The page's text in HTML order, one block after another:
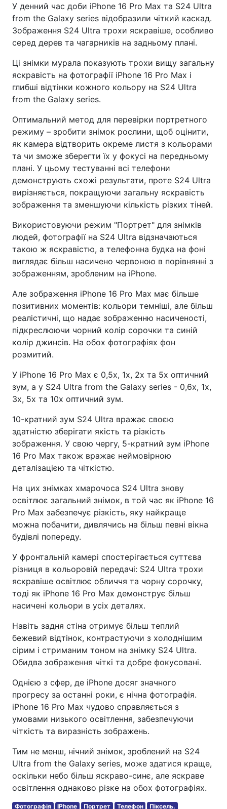
У денний час доби iPhone 16 Pro Max та S24 Ultra
from the Galaxy series відобразили чіткий каскад.
Зображення S24 Ultra трохи яскравіше, особливо
серед дерев та чагарників на задньому плані.
Ці знімки мурала показують трохи вищу загальну
яскравість на фотографії iPhone 16 Pro Max і
глибші відтінки кожного кольору на S24 Ultra
from the Galaxy series.
Оптимальний метод для перевірки портретного
режиму – зробити знімок рослини, щоб оцінити,
як камера відтворить окреме листя з кольорами
та чи зможе зберегти їх у фокусі на передньому
плані. У цьому тестуванні всі телефони
демонструють схожі результати, проте S24 Ultra
вирізняється, покращуючи загальну яскравість
зображення та зменшуючи кількість різких тіней.
Використовуючи режим "Портрет" для знімків
людей, фотографії на S24 Ultra відзначаються
такою ж яскравістю, а телефонна будка на фоні
виглядає більш насичено червоною в порівнянні з
зображенням, зробленим на iPhone.
Але зображення iPhone 16 Pro Max має більше
позитивних моментів: кольори темніші, але більш
реалістичні, що надає зображенню насиченості,
підкреслюючи чорний колір сорочки та синій
колір джинсів. На обох фотографіях фон
розмитий.
У iPhone 16 Pro Max є 0,5x, 1x, 2x та 5x оптичний
зум, а у S24 Ultra from the Galaxy series - 0,6x, 1x,
3x, 5x та 10x оптичний зум.
10-кратний зум S24 Ultra вражає своєю
здатністю зберігати якість та різкість
зображення. У свою чергу, 5-кратний зум iPhone
16 Pro Max також вражає неймовірною
деталізацією та чіткістю.
На цих знімках хмарочоса S24 Ultra знову
освітлює загальний знімок, в той час як iPhone 16
Pro Max забезпечує різкість, яку найкраще
можна побачити, дивлячись на більш певні вікна
будівлі попереду.
У фронтальній камері спостерігається суттєва
різниця в кольоровій передачі: S24 Ultra трохи
яскравіше освітлює обличчя та чорну сорочку,
тоді як iPhone 16 Pro Max демонструє більш
насичені кольори в усіх деталях.
Навіть задня стіна отримує більш теплий
бежевий відтінок, контрастуючи з холоднішим
сірим і стриманим тоном на знімку S24 Ultra.
Обидва зображення чіткі та добре фокусовані.
Однією з сфер, де iPhone досяг значного
прогресу за останні роки, є нічна фотографія.
iPhone 16 Pro Max чудово справляється з
умовами низького освітлення, забезпечуючи
чіткість та виразність зображень.
Тим не менш, нічний знімок, зроблений на S24
Ultra from the Galaxy series, може здатися краще,
оскільки небо більш яскраво-синє, але яскраве
освітлення однаково різке на обох фотографіях.
Фотографія IPhone Портрет Телефон Піксель.